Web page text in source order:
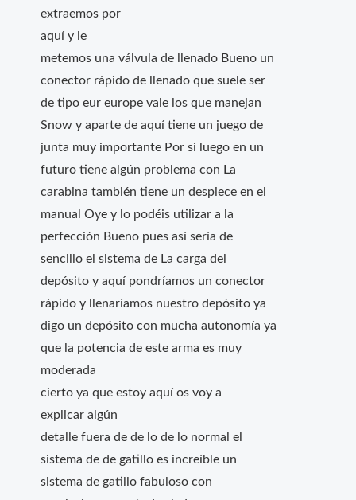
extraemos por
aquí y le
metemos una válvula de llenado Bueno un
conector rápido de llenado que suele ser
de tipo eur europe vale los que manejan
Snow y aparte de aquí tiene un juego de
junta muy importante Por si luego en un
futuro tiene algún problema con La
carabina también tiene un despiece en el
manual Oye y lo podéis utilizar a la
perfección Bueno pues así sería de
sencillo el sistema de La carga del
depósito y aquí pondríamos un conector
rápido y llenaríamos nuestro depósito ya
digo un depósito con mucha autonomía ya
que la potencia de este arma es muy
moderada
cierto ya que estoy aquí os voy a
explicar algún
detalle fuera de de lo de lo normal el
sistema de de gatillo es increíble un
sistema de gatillo fabuloso con